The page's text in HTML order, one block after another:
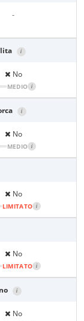
-
i
No
MEDIO i
i
No
MEDIO i
No
LIMITATO i
No
LIMITATO i
i
No